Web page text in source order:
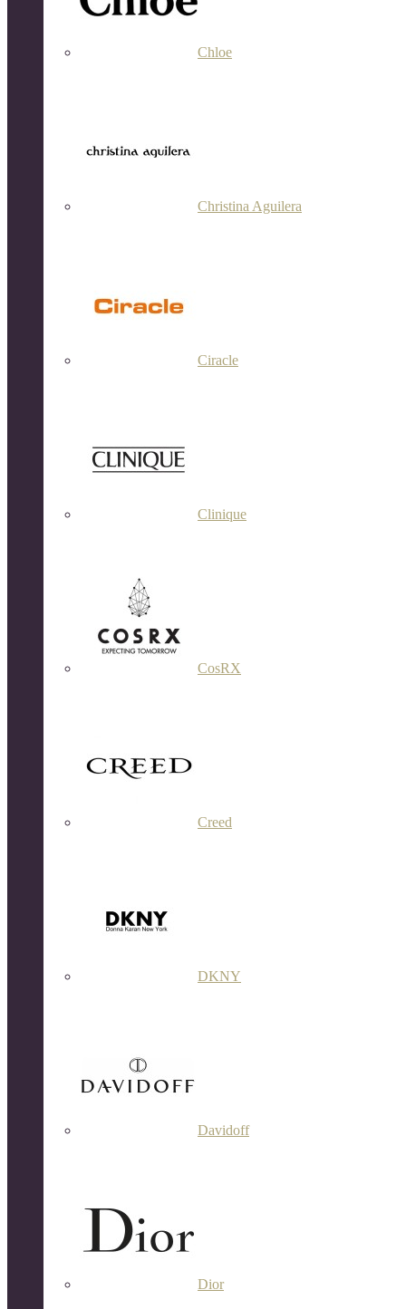
Chloe
Christina Aguilera
Ciracle
Clinique
CosRX
Creed
DKNY
Davidoff
Dior